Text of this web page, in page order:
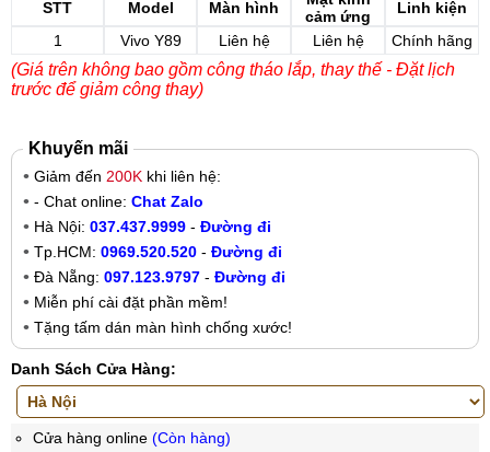
STT
Model Màn hình
cảm ứng
Linh kiện
1
Vivo Y89 Liên hệ Liên hệ Chính hãng
(Giá trên không bao gồm công tháo lắp, thay thế - Đặt lịch
trước để giảm công thay)
Khuyến mãi
Giảm đến 200K khi liên hệ:
- Chat online: Chat Zalo
Hà Nội: 037.437.9999 - Đường đi
Tp.HCM: 0969.520.520 - Đường đi
Đà Nẵng: 097.123.9797 - Đường đi
Miễn phí cài đặt phần mềm!
Tặng tấm dán màn hình chống xước!
Danh Sách Cửa Hàng:
Cửa hàng online (Còn hàng)